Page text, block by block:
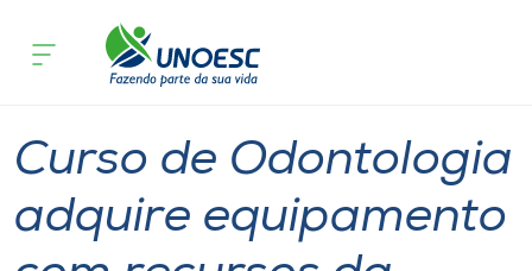
Cursos
Pesquisa
Atendimento ao Estudante
Geral
Curso de Odontologia
adquire equipamento